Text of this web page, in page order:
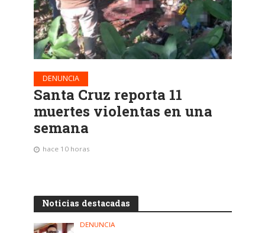
DENUNCIA
Santa Cruz reporta 11
muertes violentas en una
semana
hace 10 horas
Noticias destacadas
DENUNCIA